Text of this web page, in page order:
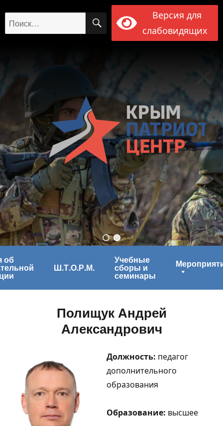
Искать: ПОИСК
Версия для
слабовидящих
об
Ш.Т.О.Р.М.
Учебные
сборы и
семинары
Полищук Андрей
Александрович
Должность: педагог
дополнительного
образования
Образование: высшее